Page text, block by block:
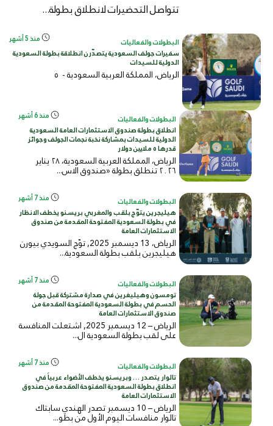
تتواصل التحضيرات لانطلاق بطولة...
البطولات والفعاليات منذ 5 أشهر
سفيرات جولف السعودية يتصدّرن انطلاقة بطولة السعودية
الدولية للسيدات
الرياض، المملكة العربية السعودية - ٥
البطولات والفعاليات منذ 6 أشهر
انطلاق بطولة صندوق الاستثمارات العامة السعودية
الدولية للسيدات بمشاركة نخبة نجمات الجولف وجوائز
قدرها ٥ ملايين دولار
الرياض، المملكة العربية السعودية، ٢٨ يناير
٢٠٢٦ تنطلق بطولة «صندوق الاس...
البطولات والفعاليات منذ 7 أشهر
هيليجرين يتوّج بلقب والمغربي بريسنو يخطف الانظار
في بطولة السعودية المفتوحة المقدمة من صندوق
الاستثمارات العامة
الرياض، 13 ديسمبر 2025, توّج السويدي بيورن
هيليجرين بلقب بطولة السعودية...
البطولات والفعاليات منذ 7 أشهر
تومسون وهيليغرين في صدارة مشتركة قبل جولة
الحسم في بطولة السعودية المفتوحة المقدمة من
صندوق الاستثمارات العامة
الرياض – 12 ديسمبر 2025, اشتعلت المنافسة
على لقب بطولة السعودية ال...
البطولات والفعاليات منذ 7 أشهر
تالوار يتصدر … وبريسنو يخطف الأضواء عربياً في
انطلاق بطولة السعودية المفتوحة المقدمة من صندوق
الاستثمارات العامة
الرياض – 10 ديسمبر تصدر الهندي سابتاك
تالوار منافسات اليوم الأول من بطو...